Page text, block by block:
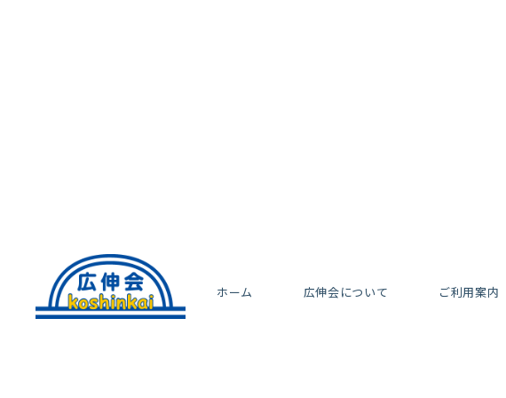
ホーム 広伸会について ご利用案内